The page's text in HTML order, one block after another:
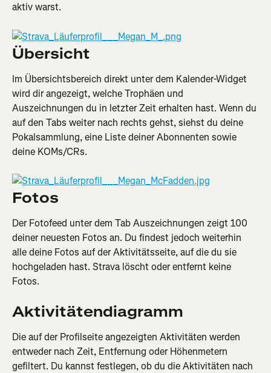
aktiv warst.
Übersicht
Im Übersichtsbereich direkt unter dem Kalender-Widget
wird dir angezeigt, welche Trophäen und
Auszeichnungen du in letzter Zeit erhalten hast. Wenn du
auf den Tabs weiter nach rechts gehst, siehst du deine
Pokalsammlung, eine Liste deiner Abonnenten sowie
deine KOMs/CRs.
Fotos
Der Fotofeed unter dem Tab Auszeichnungen zeigt 100
deiner neuesten Fotos an. Du findest jedoch weiterhin
alle deine Fotos auf der Aktivitätsseite, auf die du sie
hochgeladen hast. Strava löscht oder entfernt keine
Fotos.
Aktivitätendiagramm
Die auf der Profilseite angezeigten Aktivitäten werden
entweder nach Zeit, Entfernung oder Höhenmetern
gefiltert. Du kannst festlegen, ob du die Aktivitäten nach